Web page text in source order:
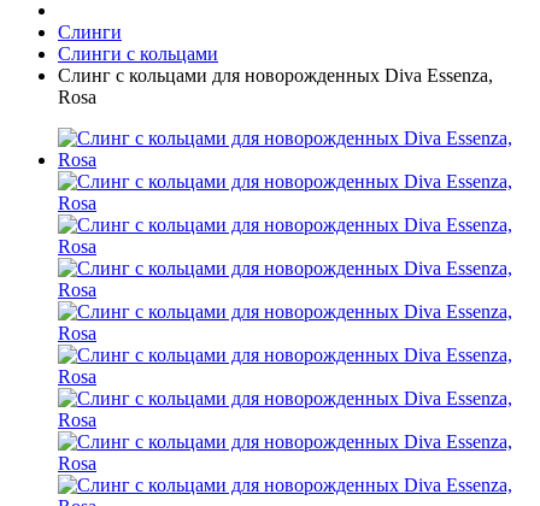
Слинги
Слинги с кольцами
Слинг с кольцами для новорожденных Diva Essenza,
Rosa